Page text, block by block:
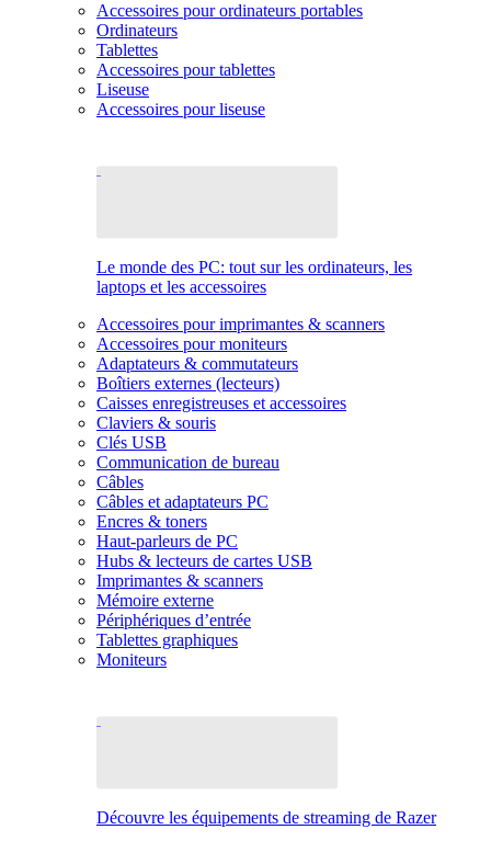
Accessoires pour ordinateurs portables
Ordinateurs
Tablettes
Accessoires pour tablettes
Liseuse
Accessoires pour liseuse
Le monde des PC: tout sur les ordinateurs, les
laptops et les accessoires
Accessoires pour imprimantes & scanners
Accessoires pour moniteurs
Adaptateurs & commutateurs
Boîtiers externes (lecteurs)
Caisses enregistreuses et accessoires
Claviers & souris
Clés USB
Communication de bureau
Câbles
Câbles et adaptateurs PC
Encres & toners
Haut-parleurs de PC
Hubs & lecteurs de cartes USB
Imprimantes & scanners
Mémoire externe
Périphériques d’entrée
Tablettes graphiques
Moniteurs
Découvre les équipements de streaming de Razer